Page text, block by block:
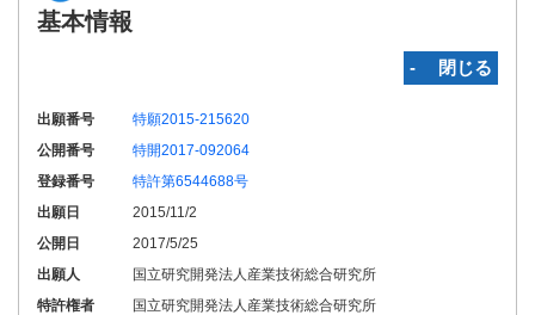
基本情報
‐ 閉じる
出願番号
特願2015-215620
公開番号
特開2017-092064
登録番号
特許第6544688号
出願日
2015/11/2
公開日
2017/5/25
出願人
国立研究開発法人産業技術総合研究所
特許権者
国立研究開発法人産業技術総合研究所